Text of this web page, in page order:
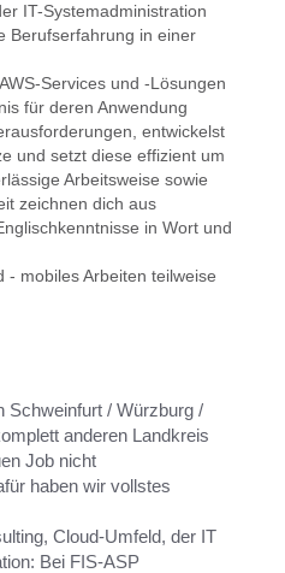
IT-Systemadministration
Berufserfahrung in einer
Services und -Lösungen
für deren Anwendung
entwickelst
und setzt diese effizient um
Arbeitsweise sowie
zeichnen dich aus
in Wort und
mobiles Arbeiten teilweise
Schweinfurt / Würzburg /
anderen Landkreis
Job nicht
haben wir vollstes
Cloud-Umfeld, der IT
Bei FIS-ASP